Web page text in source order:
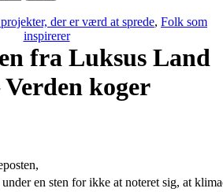
der er værd at sprede, Folk som
inspirerer
fra Luksus Land
Verden koger
en sten for ikke at noteret sig, at